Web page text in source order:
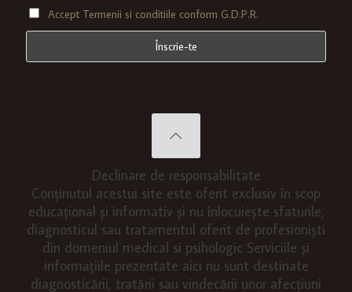
Accept Termenii si conditiile conform G.D.P.R.
Declinare de responsabilitate
Conținutul acestui site este oferit exclusiv în scop
educațional și informativ și nu înlocuiește sfaturile,
diagnosticul sau tratamentul oferit de profesioniști
din domeniul medical si psihologic Serviciile și
informațiile prezentate aici nu sunt destinate
diagnosticării, tratării sau vindecării unor afecțiuni